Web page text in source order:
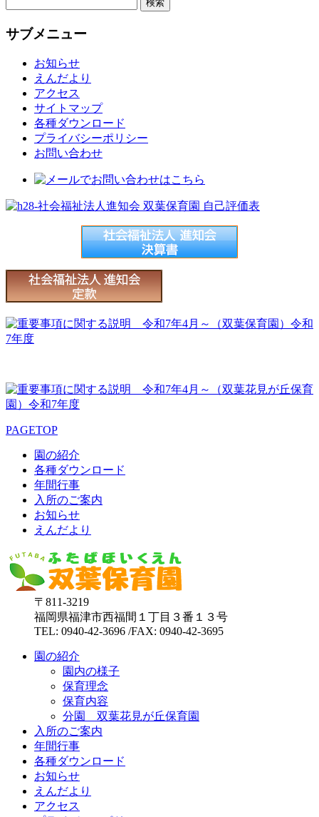
サブメニュー
お知らせ
えんだより
アクセス
サイトマップ
各種ダウンロード
プライバシーポリシー
お問い合わせ
PAGETOP
園の紹介
各種ダウンロード
年間行事
入所のご案内
お知らせ
えんだより
〒811-3219
福岡県福津市西福間１丁目３番１３号
TEL: 0940-42-3696 /FAX: 0940-42-3695
園の紹介
園内の様子
保育理念
保育内容
分園 双葉花見が丘保育園
入所のご案内
年間行事
各種ダウンロード
お知らせ
えんだより
アクセス